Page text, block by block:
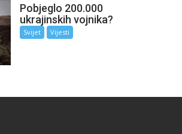
Pobjeglo 200.000
ukrajinskih vojnika?
Svijet Vijesti